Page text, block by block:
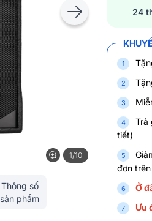
1/10
Thông số
sản phẩm
24
Trả
tiết)
đơn
Ở
Ưu